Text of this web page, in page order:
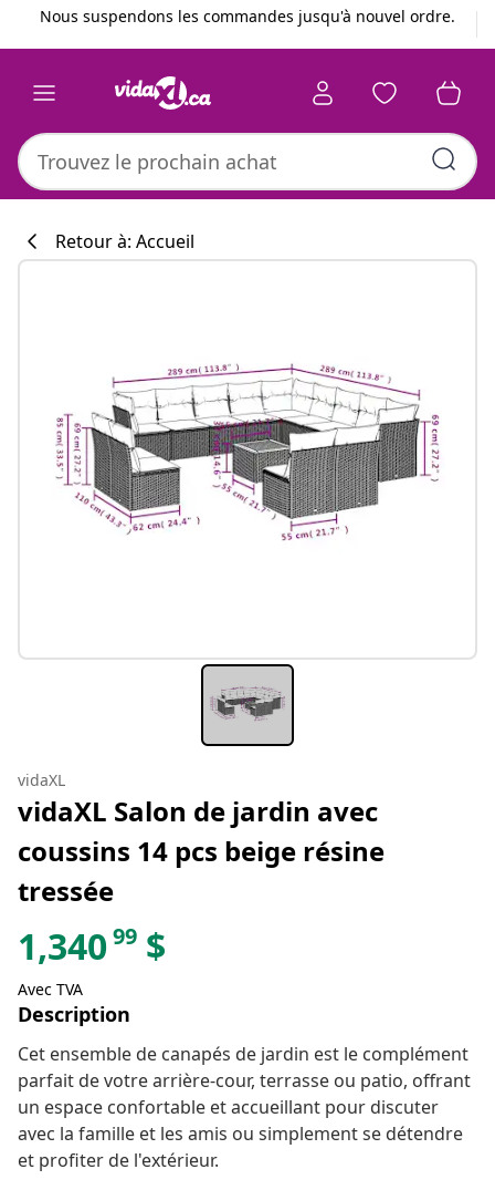
Précédent
Suivant
Nous suspendons les commandes jusqu'à nouvel ordre.
Retour à: Accueil
vidaXL
vidaXL Salon de jardin avec
coussins 14 pcs beige résine
tressée
1,34099 $
Avec TVA
Description
Cet ensemble de canapés de jardin est le complément
parfait de votre arrière-cour, terrasse ou patio, offrant
un espace confortable et accueillant pour discuter
avec la famille et les amis ou simplement se détendre
et profiter de l'extérieur.